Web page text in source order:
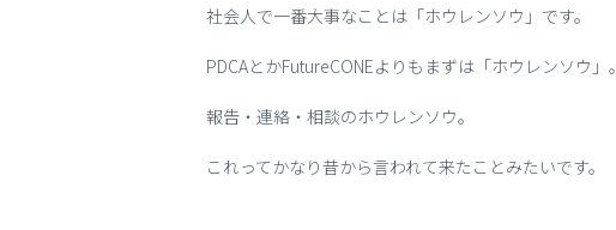
社会人で一番大事なことは「ホウレンソウ」です。
PDCAとかFutureCONEよりもまずは「ホウレンソウ」。
報告・連絡・相談のホウレンソウ。
これってかなり昔から言われて来たことみたいです。